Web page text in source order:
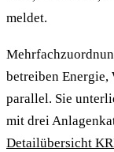
meldet.
betreiben Energie,
parallel. Sie
mit drei
Detailübersicht